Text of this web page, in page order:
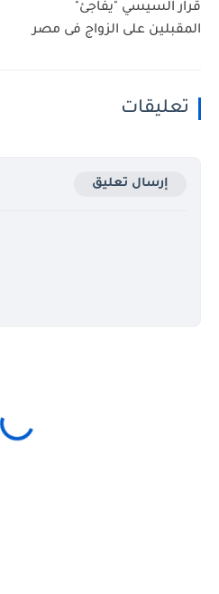
قرار السيسي "يفاجئ"
المقبلين على الزواج فى مصر
تعليقات
إرسال تعليق